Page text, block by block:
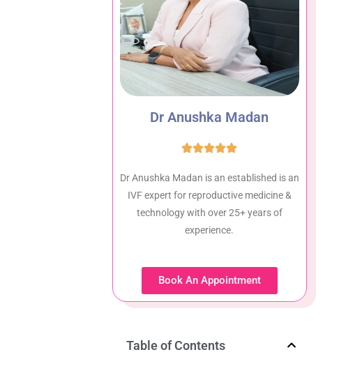
Dr Anushka Madan
Dr Anushka Madan is an established is an
IVF expert for reproductive medicine &
technology with over 25+ years of
experience.
Book An Appointment
Table of Contents